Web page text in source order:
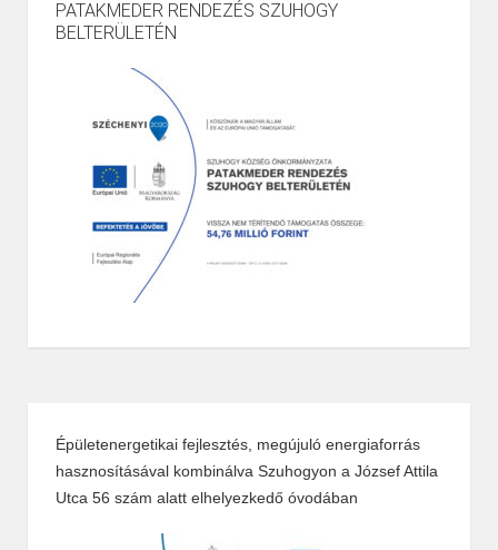
PATAKMEDER RENDEZÉS SZUHOGY
BELTERÜLETÉN
Épületenergetikai fejlesztés, megújuló energiaforrás
hasznosításával kombinálva Szuhogyon a József Attila
Utca 56 szám alatt elhelyezkedő óvodában